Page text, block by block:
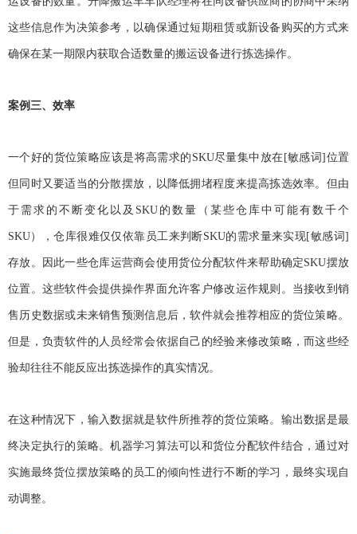
这些信息作为决策参考，以确保通过短期租赁或新设备购买的方式来
确保在某一期限内获取合适数量的搬运设备进行拣选操作。
案例三、效率
一个好的货位策略应该是将高需求的SKU尽量集中放在[敏感词]位置
但同时又要适当的分散摆放，以降低拥堵程度来提高拣选效率。但由
于需求的不断变化以及SKU的数量（某些仓库中可能有数千个
SKU），仓库很难仅仅依靠员工来判断SKU的需求量来实现[敏感词]
存放。因此一些仓库运营商会使用货位分配软件来帮助确定SKU摆放
位置。这些软件会提供操作界面允许客户修改运作规则。当接收到销
售历史数据或未来销售预测信息后，软件就会推荐相应的货位策略。
但是，负责软件的人员经常会依据自己的经验来修改策略，而这些经
验却往往不能反应出拣选操作的真实情况。
在这种情况下，输入数据就是软件所推荐的货位策略。输出数据是最
终决定执行的策略。机器学习算法可以和货位分配软件结合，通过对
实施最终货位摆放策略的员工的倾向性进行不断的学习，最终实现自
动调整。